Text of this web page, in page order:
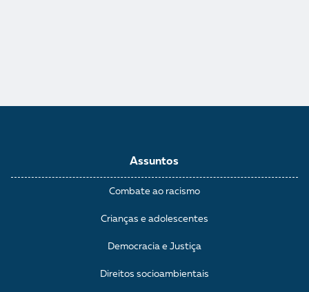
Assuntos
Combate ao racismo
Crianças e adolescentes
Democracia e Justiça
Direitos socioambientais